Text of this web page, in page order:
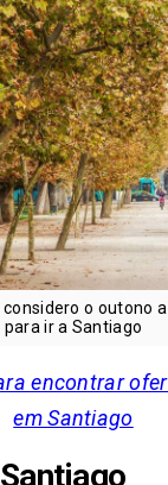
o outono
para ir a Santiago
encontrar
em Santiago